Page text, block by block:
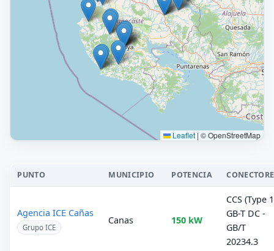
Leaflet | © OpenStreetMap
PUNTO MUNICIPIO POTENCIA
Agencia ICE Cañas
Grupo ICE
Canas 150 kW
CCS (Type
GB-T DC -
GB/T
20234.3